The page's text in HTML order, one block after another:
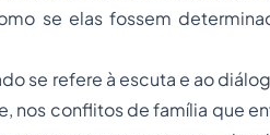
se elas fossem
se refere à escuta e ao
nos conflitos de família que